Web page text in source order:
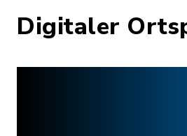
Digitaler